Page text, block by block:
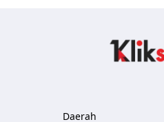
Daerah